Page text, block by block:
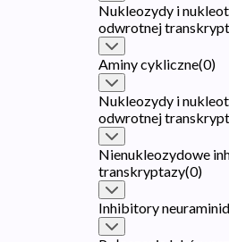
Nukleozydy i
odwrotnej
Aminy cykliczne(0)
Nukleozydy i
odwrotnej
Nienukleozydowe
transkryptazy(0)
Inhibitory